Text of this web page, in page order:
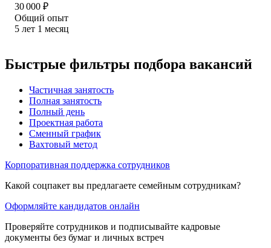
30 000 ₽
Общий опыт
5 лет 1 месяц
Быстрые фильтры подбора вакансий
Частичная занятость
Полная занятость
Полный день
Проектная работа
Сменный график
Вахтовый метод
Корпоративная поддержка сотрудников
Какой соцпакет вы предлагаете семейным сотрудникам?
Оформляйте кандидатов онлайн
Проверяйте сотрудников и подписывайте кадровые
документы без бумаг и личных встреч